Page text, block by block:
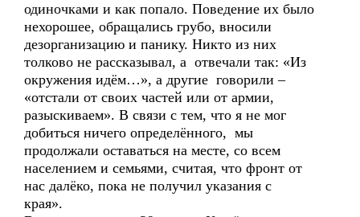
одиночками и как попало. Поведение их было
нехорошее, обращались грубо, вносили
дезорганизацию и панику. Никто из них
толково не рассказывал, а отвечали так: «Из
окружения идём…», а другие говорили –
«отстали от своих частей или от армии,
разыскиваем». В связи с тем, что я не мог
добиться ничего определённого, мы
продолжали оставаться на месте, со всем
населением и семьями, считая, что фронт от
нас далёко, пока не получил указания с
края».